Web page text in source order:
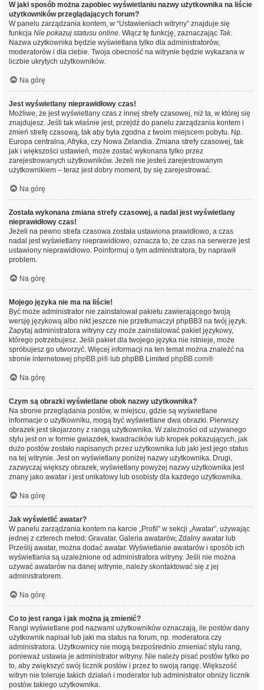
W jaki sposób można zapobiec wyświetlaniu nazwy użytkownika na liście
użytkowników przeglądających forum?
W panelu zarządzania kontem, w “Ustawieniach witryny” znajduje się
funkcja Nie pokazuj statusu online. Włącz tę funkcję, zaznaczając Tak.
Nazwa użytkownika będzie wyświetlana tylko dla administratorów,
moderatorów i dla ciebie. Twoja obecność na witrynie będzie wykazana w
liczbie ukrytych użytkowników.
Na górę
Jest wyświetlany nieprawidłowy czas!
Możliwe, że jest wyświetlany czas z innej strefy czasowej, niż ta, w której się
znajdujesz. Jeśli tak właśnie jest, przejdź do panelu zarządzania kontem i
zmień strefę czasową, tak aby była zgodna z twoim miejscem pobytu. Np.
Europa centralna, Afryka, czy Nowa Zelandia. Zmiana strefy czasowej, tak
jak i większości ustawień, może zostać wykonana tylko przez
zarejestrowanych użytkowników. Jeżeli nie jesteś zarejestrowanym
użytkownikiem – teraz jest dobry moment, by się zarejestrować.
Na górę
Została wykonana zmiana strefy czasowej, a nadal jest wyświetlany
nieprawidłowy czas!
Jeżeli na pewno strefa czasowa została ustawiona prawidłowo, a czas
nadal jest wyświetlany nieprawidłowo, oznacza to, że czas na serwerze jest
ustawiony nieprawidłowo. Poinformuj o tym administratora, by naprawił
problem.
Na górę
Mojego języka nie ma na liście!
Być może administrator nie zainstalował pakietu zawierającego twoją
wersję językową albo nikt jeszcze nie przetłumaczył phpBB3 na twój język.
Zapytaj administratora witryny czy może zainstalować pakiet językowy,
którego potrzebujesz. Jeśli pakiet dla twojego języka nie istnieje, może
spróbujesz go utworzyć. Więcej informacji na ten temat można znaleźć na
stronie internetowej phpBB.pl ® lub phpBB Limited phpBB.com®
Na górę
Czym są obrazki wyświetlane obok nazwy użytkownika?
Na stronie przeglądania postów, w miejscu, gdzie są wyświetlane
informacje o użytkowniku, mogą być wyświetlane dwa obrazki. Pierwszy
obrazek jest skojarzony z rangą użytkownika. W zależności od używanego
stylu jest on w formie gwiazdek, kwadracików lub kropek pokazujących, jak
dużo postów zostało napisanych przez użytkownika lub jaki jest jego status
na tej witrynie. Jest on wyświetlany poniżej nazwy użytkownika. Drugi,
zazwyczaj większy obrazek, wyświetlany powyżej nazwy użytkownika jest
znany jako awatar i jest unikatowy lub osobisty dla każdego użytkownika.
Na górę
Jak wyświetlić awatar?
W panelu zarządzania kontem na karcie „Profil” w sekcji „Awatar”, używając
jednej z czterech metod: Gravatar, Galeria awatarów, Zdalny awatar lub
Prześlij awatar, można dodać awatar. Wyświetlanie awatarów i sposób ich
wyświetlania są uzależnione od administratora witryny. Jeśli nie można
używać awatarów na danej witrynie, należy skontaktować się z jej
administratorem.
Na górę
Co to jest ranga i jak można ją zmienić?
Rangi wyświetlane pod nazwami użytkowników oznaczają, ile postów dany
użytkownik napisał lub jaki ma status na forum, np. moderatora czy
administratora. Użytkownicy nie mogą bezpośrednio zmieniać stylu rang,
ponieważ ustawia je administrator witryny. Nie należy pisać postów tylko po
to, aby zwiększyć swój licznik postów i przez to swoją rangę. Większość
witryn nie toleruje takich działań i moderator lub administrator obniży licznik
postów takiego użytkownika.